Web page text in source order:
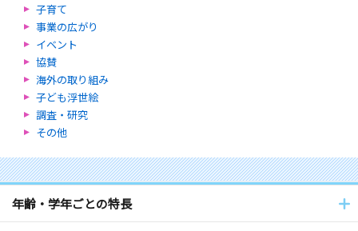
子育て
事業の広がり
イベント
協賛
海外の取り組み
子ども浮世絵
調査・研究
その他
年齢・学年ごとの特長